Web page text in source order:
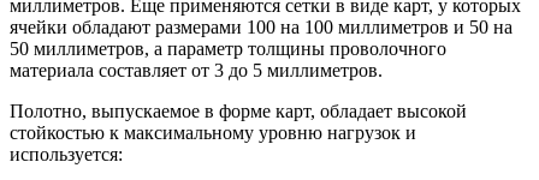
миллиметров. Еще применяются сетки в виде карт, у которых
ячейки обладают размерами 100 на 100 миллиметров и 50 на
50 миллиметров, а параметр толщины проволочного
материала составляет от 3 до 5 миллиметров.
Полотно, выпускаемое в форме карт, обладает высокой
стойкостью к максимальному уровню нагрузок и
используется: